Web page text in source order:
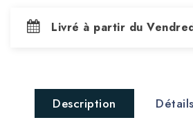
Livré à partir du
Description